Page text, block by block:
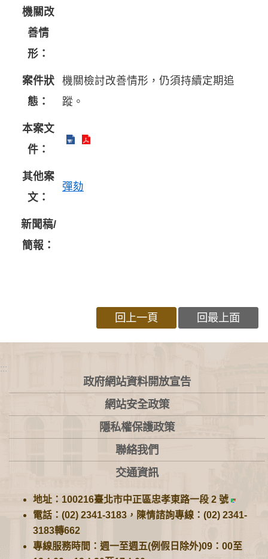
機關改
善情
形：
案件狀
態：
機關檢討改善情形，仍須持續定期追
蹤。
本案文
件：
其他案
文：
彈劾
新聞稿/
簡報：
回上一頁 回最上面
:::
政府網站資料開放宣告
網站安全政策
隱私權保護政策
聯絡我們
交通資訊
地址：100216臺北市中正區忠孝東路一段 2 號
電話：(02) 2341-3183，陳情諮詢專線：(02) 2341-
3183轉662
專線服務時間：週一至週五(例假日除外)09：00至